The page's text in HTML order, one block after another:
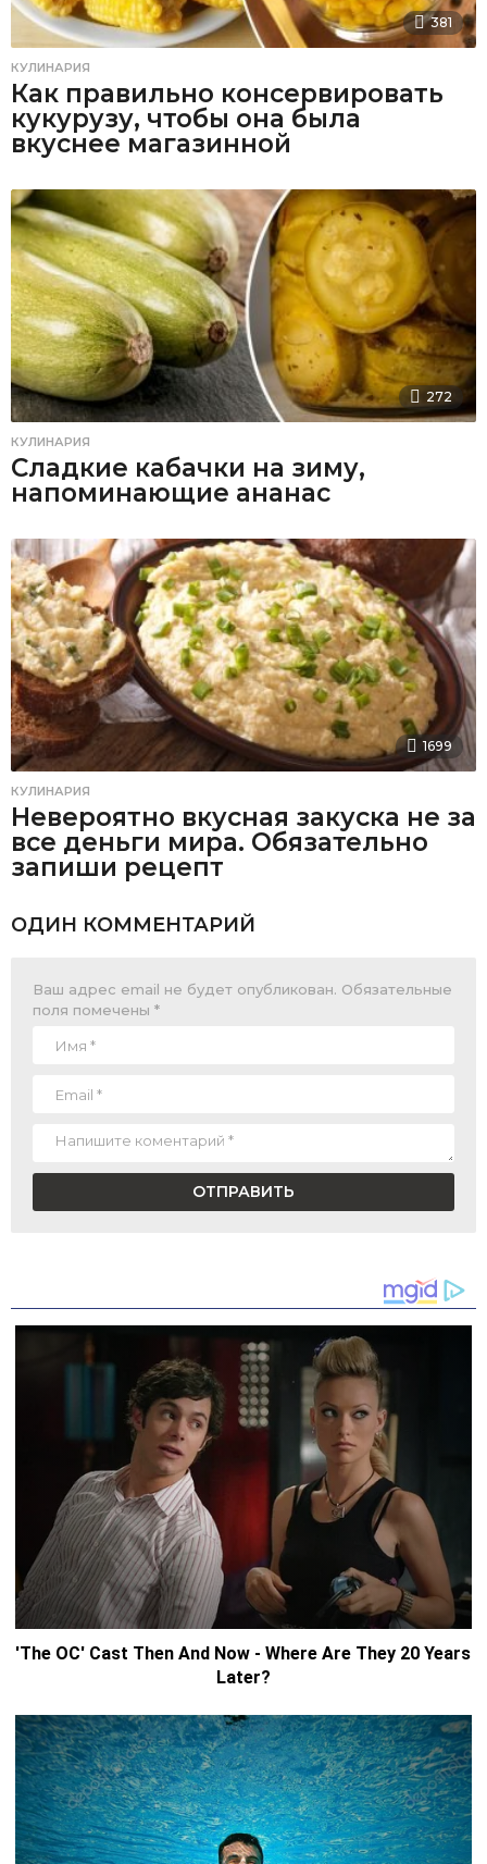
381
КУЛИНАРИЯ
Как правильно консервировать
кукурузу, чтобы она была
вкуснее магазинной
272
КУЛИНАРИЯ
Сладкие кабачки на зиму,
напоминающие ананас
1699
КУЛИНАРИЯ
Невероятно вкусная закуска не за
все деньги мира. Обязательно
запиши рецепт
ОДИН КОММЕНТАРИЙ
Ваш адрес email не будет опубликован. Обязательные
поля помечены *